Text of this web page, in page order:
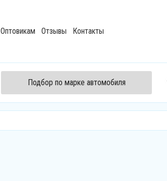
Оптовикам Отзывы Контакты
Подбор по марке автомобиля